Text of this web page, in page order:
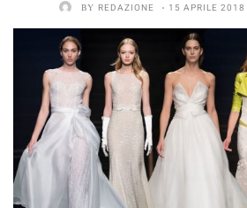
BY REDAZIONE 15 APRILE 2018